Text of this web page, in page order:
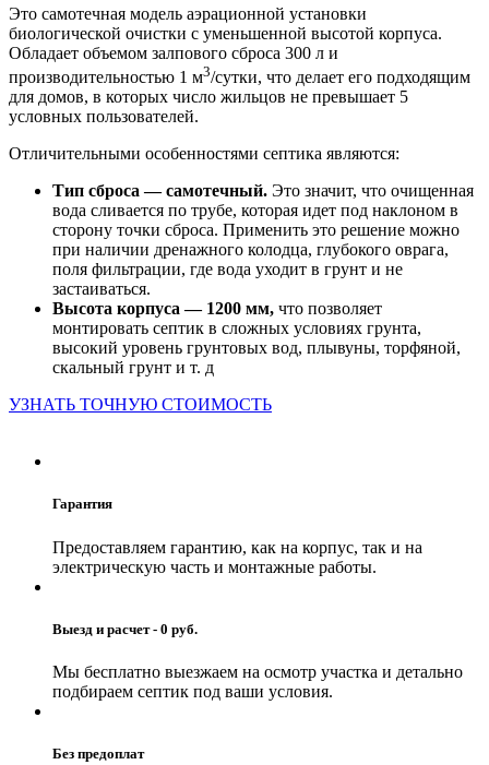
Это самотечная модель аэрационной установки
биологической очистки с уменьшенной высотой корпуса.
Обладает объемом залпового сброса 300 л и
производительностью 1 м3/сутки, что делает его подходящим
для домов, в которых число жильцов не превышает 5
условных пользователей.
Отличительными особенностями септика являются:
Тип сброса — самотечный. Это значит, что очищенная
вода сливается по трубе, которая идет под наклоном в
сторону точки сброса. Применить это решение можно
при наличии дренажного колодца, глубокого оврага,
поля фильтрации, где вода уходит в грунт и не
застаиваться.
Высота корпуса — 1200 мм, что позволяет
монтировать септик в сложных условиях грунта,
высокий уровень грунтовых вод, плывуны, торфяной,
скальный грунт и т. д
УЗНАТЬ ТОЧНУЮ СТОИМОСТЬ
Гарантия
Предоставляем гарантию, как на корпус, так и на
электрическую часть и монтажные работы.
Выезд и расчет - 0 руб.
Мы бесплатно выезжаем на осмотр участка и детально
подбираем септик под ваши условия.
Без предоплат